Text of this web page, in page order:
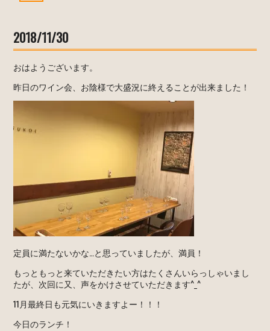
2018/11/30
おはようございます。
昨日のワイン会、お陰様で大盛況に終えることが出来ました！
定員に満たないかな…と思っていましたが、満員！
もっともっと来ていただきたい方はたくさんいらっしゃいまし
たが、次回に又、声をかけさせていただきます^_^
11月最終日も元気にいきますよー！！！
今日のランチ！